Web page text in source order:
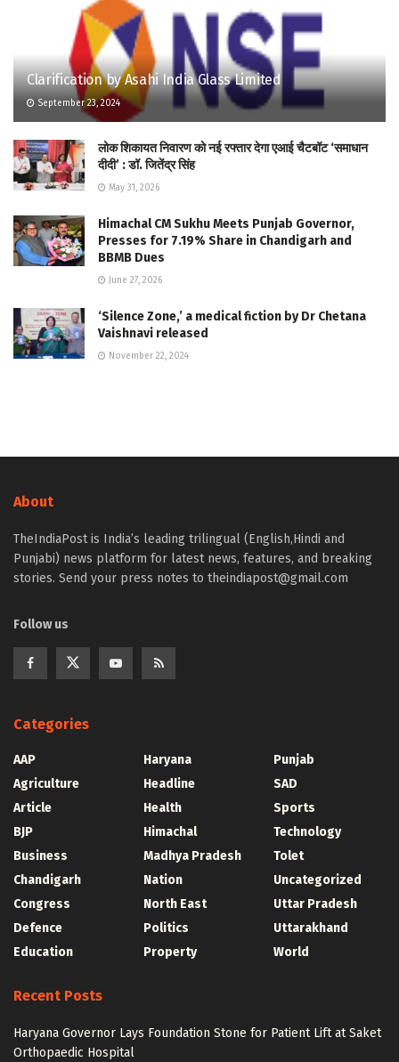
Clarification by Asahi India Glass Limited
September 23, 2024
लोक शिकायत निवारण को नई रफ्तार देगा एआई चैटबॉट ‘समाधान
दीदी’ : डॉ. जितेंद्र सिंह
May 31, 2026
Himachal CM Sukhu Meets Punjab Governor,
Presses for 7.19% Share in Chandigarh and
BBMB Dues
June 27, 2026
‘Silence Zone,’ a medical fiction by Dr Chetana
Vaishnavi released
November 22, 2024
About
TheIndiaPost is India’s leading trilingual (English,Hindi and
Punjabi) news platform for latest news, features, and breaking
stories. Send your press notes to theindiapost@gmail.com
Follow us
Categories
AAP
Agriculture
Article
BJP
Business
Chandigarh
Congress
Defence
Education
Haryana
Headline
Health
Himachal
Madhya Pradesh
Nation
North East
Politics
Property
Punjab
SAD
Sports
Technology
Tolet
Uncategorized
Uttar Pradesh
Uttarakhand
World
Recent Posts
Haryana Governor Lays Foundation Stone for Patient Lift at Saket
Orthopaedic Hospital